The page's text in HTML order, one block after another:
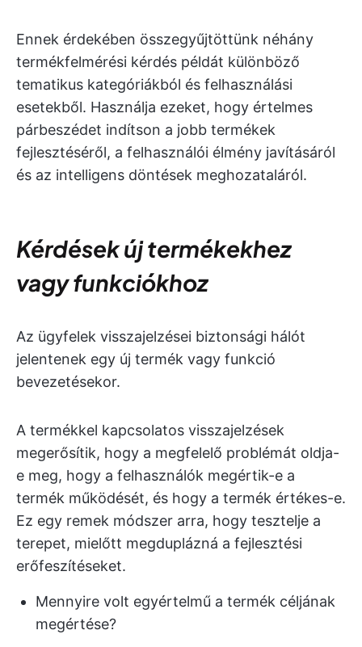
Ennek érdekében összegyűjtöttünk néhány
termékfelmérési kérdés példát különböző
tematikus kategóriákból és felhasználási
esetekből. Használja ezeket, hogy értelmes
párbeszédet indítson a jobb termékek
fejlesztéséről, a felhasználói élmény javításáról
és az intelligens döntések meghozataláról.
Kérdések új termékekhez
vagy funkciókhoz
Az ügyfelek visszajelzései biztonsági hálót
jelentenek egy új termék vagy funkció
bevezetésekor.
A termékkel kapcsolatos visszajelzések
megerősítik, hogy a megfelelő problémát oldja-
e meg, hogy a felhasználók megértik-e a
termék működését, és hogy a termék értékes-e.
Ez egy remek módszer arra, hogy tesztelje a
terepet, mielőtt megduplázná a fejlesztési
erőfeszítéseket.
Mennyire volt egyértelmű a termék céljának
megértése?